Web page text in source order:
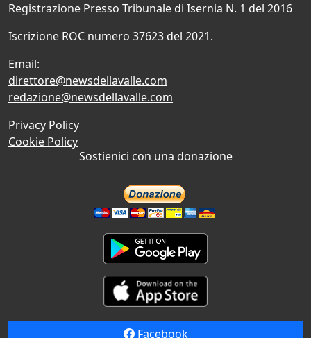
Registrazione Presso Tribunale di Isernia N. 1 del 2016
Iscrizione ROC numero 37623 del 2021.
Email:
direttore@newsdellavalle.com
redazione@newsdellavalle.com
Privacy Policy
Cookie Policy
Sostienici con una donazione
Facebook